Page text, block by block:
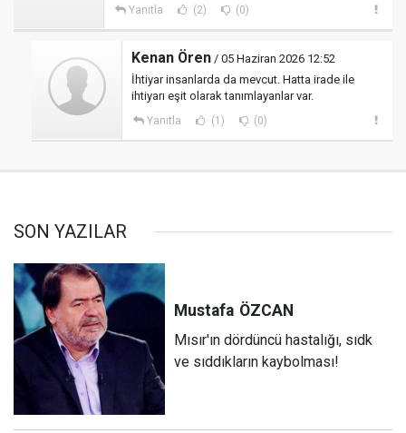
Yanıtla (2) (0)
Kenan Ören / 05 Haziran 2026 12:52
İhtiyar insanlarda da mevcut. Hatta irade ile
ihtiyarı eşit olarak tanımlayanlar var.
Yanıtla (1) (0)
SON YAZILAR
Mustafa ÖZCAN
Mısır'ın dördüncü hastalığı, sıdk
ve sıddıkların kaybolması!